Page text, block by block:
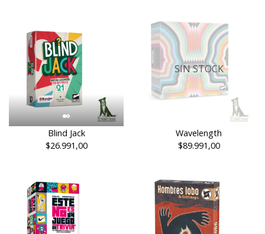
Blind Jack
$26.991,00
SIN STOCK
Wavelength
$89.991,00